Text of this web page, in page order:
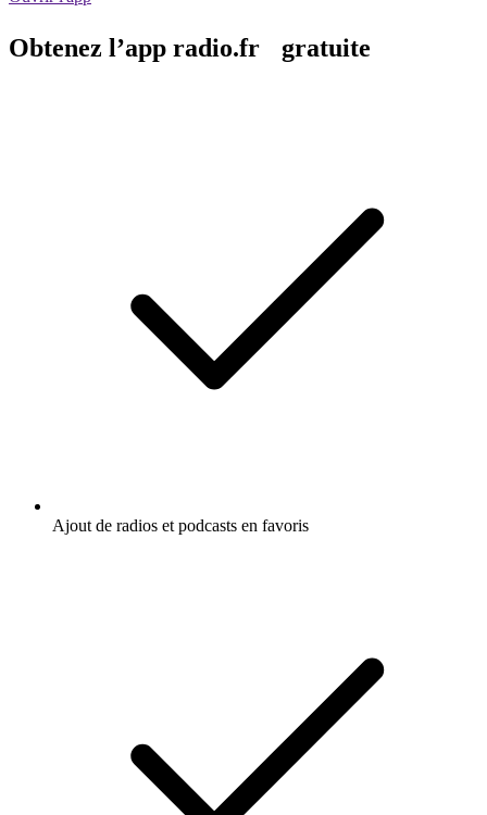
Obtenez l’app radio.fr gratuite
Ajout de radios et podcasts en favoris